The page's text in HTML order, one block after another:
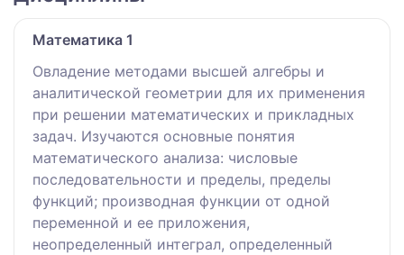
Математика 1
Овладение методами высшей алгебры и
аналитической геометрии для их применения
при решении математических и прикладных
задач. Изучаются основные понятия
математического анализа: числовые
последовательности и пределы, пределы
функций; производная функции от одной
переменной и ее приложения,
неопределенный интеграл, определенный